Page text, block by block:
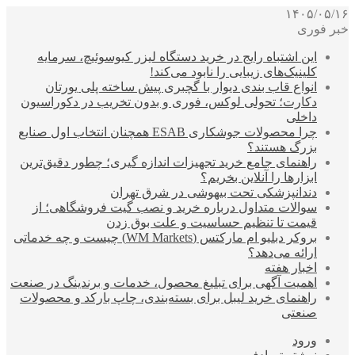
۱۴۰۵/۰۵/۱۶
خبر فوری
این اشتباه رایج در خرید دستگاه لیزر کیوسوئیچ، سرمایه
کلینیک‌های زیبایی را نابود می‌کند!
انواع قاب بندی دیوار با گچبری پیش ساخته پلی یورتان
دکارت؛ تحولی لوکس، فوری و بدون تخریب در دکوراسیون
داخلی
چرا محصولات جوشکاری ESAB همچنان انتخاب اول صنایع
بزرگ هستند؟
راهنمای جامع خرید تجهیزات اندازه گیری؛ چطور دقیق‌ترین
ابزارها را آنلاین بخریم؟
دندانپزشکی تحت بیهوشی در شرق تهران
سوالات متداول درباره خرید و نصب گیت فروشگاهی؛ از
قیمت تا تنظیم حساسیت و علت بوق زدن
بروکر دبلیو ام مارکتس (WM Markets) چیست و چه خدماتی
ارائه می‌دهد؟
اخبار هفته
اهمیت آگهی برای تبلیغ محصول، خدمات و برندینگ در صنعت
راهنمای خرید لیبل برای بسته‌بندی، چاپ بارکد و محصولات
صنعتی
ورود